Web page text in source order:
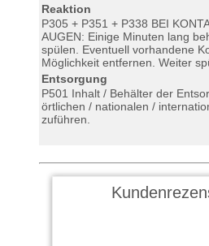
Reaktion
P305 + P351 + P338 BEI
AUGEN: Einige Minuten lang
spülen. Eventuell vorhandene
Möglichkeit entfernen. Weiter
Entsorgung
P501 Inhalt / Behälter der
örtlichen / nationalen /
zuführen.